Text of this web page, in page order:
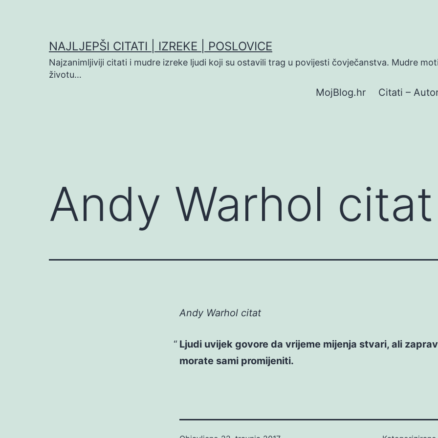
NAJLJEPŠI CITATI | IZREKE | POSLOVICE
Najzanimljiviji citati i mudre izreke ljudi koji su ostavili trag u povijesti čovječanstva. Mudre
životu…
MojBlog.hr Citati –
Andy Warhol citat
Andy Warhol citat
Ljudi uvijek govore da vrijeme mijenja stvari, ali
morate sami promijeniti.